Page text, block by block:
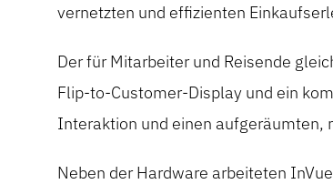
vernetzten und effizienten
Der für Mitarbeiter und Reisende
Flip-to-Customer-Display und ein
Interaktion und einen aufgeräumten,
Neben der Hardware arbeiteten